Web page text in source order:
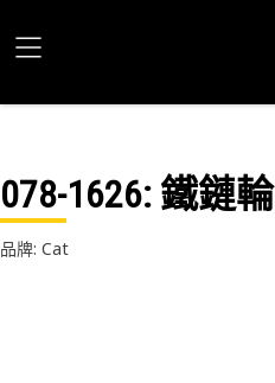
078-1626: 鐵鏈輪
品牌: Cat